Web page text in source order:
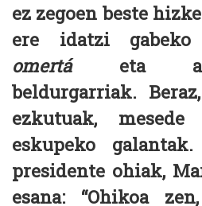
ez zegoen beste
ere idatzi gabeko
omertá eta
beldurgarriak.
ezkutuak,
eskupeko
presidente ohiak,
esana: “Ohikoa